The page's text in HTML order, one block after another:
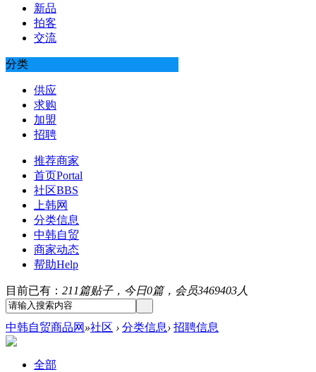
新品
拍客
交流
分类
供应
求购
加盟
招聘
推荐商家
首页Portal
社区BBS
上韩网
分类信息
中韩自贸
商家动态
帮助Help
目前已有： 211篇贴子，今日0篇，会员3469403人
中韩自贸商品网 »社区 › 分类信息› 招聘信息
全部